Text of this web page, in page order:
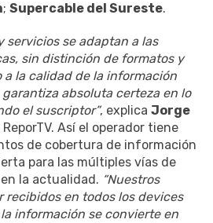
; Supercable del Sureste.
servicios se adaptan a las
sin distinción de formatos y
la calidad de la información
absoluta certeza en lo
el suscriptor”, explica Jorge
Así el operador tiene
de cobertura de información
para las múltiples vías de
la actualidad. “Nuestros
recibidos en todos los devices
información se convierte en